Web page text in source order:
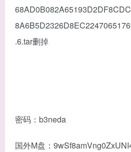
.6.tar删掉
密码：b3neda
国外M盘：